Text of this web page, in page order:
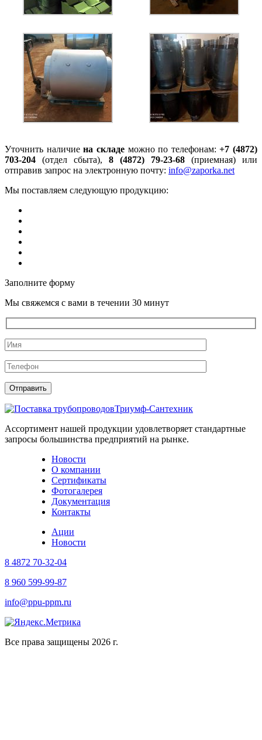
Уточнить наличиена складеможно по телефонам:+7 (4872)
703-204 (отдел сбыта), 8 (4872) 79-23-68 (приемная) или
отправив запрос на электронную почту: info@zaporka.net
Мы поставляем следующую продукцию:
Заполните форму
Мы свяжемся с вами в течении 30 минут
Триумф-Сантехник
Ассортимент нашей продукции удовлетворяет стандартные
запросы большинства предприятий на рынке.
Новости
О компании
Сертификаты
Фотогалерея
Документация
Контакты
Ации
Новости
8 4872 70-32-04
8 960 599-99-87
info@ppu-ppm.ru
Все права защищены 2026 г.